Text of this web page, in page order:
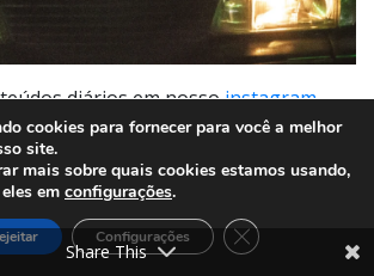
diários em nossoinstagram.
casamento incrível em nossa
cookies para fornecer para você a melhor
site.
mais sobre quais cookies estamos usando,
em configurações.
Configurações
Close GDPR
Share This